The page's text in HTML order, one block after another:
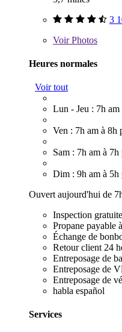
3
VoirPhotos
Heures normales
Voir tout
Lun - Jeu : 7h am
Ven : 7h am à 8h
Sam : 7h am à 7h
Dim : 9h am à 5h
Ouvert aujourd'hui de
Inspection
Propane payable
Échange de
Retour client 24
Entreposage de
Entreposage de
Entreposage de
habla español
Services